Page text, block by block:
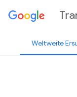
Weltweite